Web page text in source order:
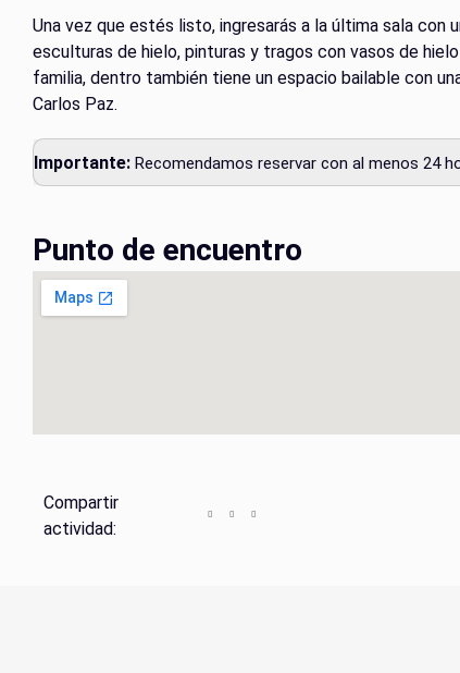
Una vez que estés listo, ingresarás a la última sala con
esculturas de hielo, pinturas y tragos con vasos de
familia, dentro también tiene un espacio bailable con
Carlos Paz.
Importante: Recomendamos reservar con al menos 24
Punto de encuentro
Compartir
actividad: